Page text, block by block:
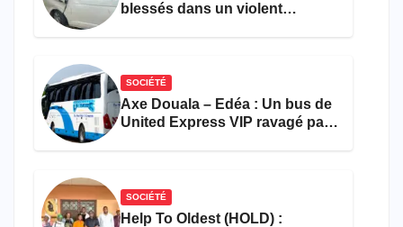
blessés dans un violent
SOCIÉTÉ
Axe Douala – Edéa : Un bus de
United Express VIP ravagé par
SOCIÉTÉ
Help To Oldest (HOLD) :